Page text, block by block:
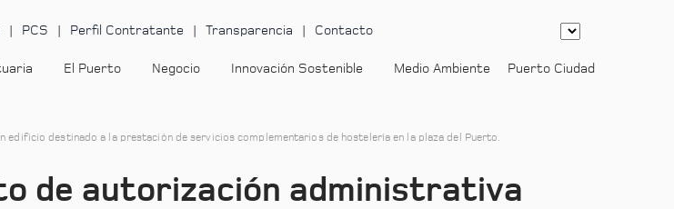
PCS Perfil Contratante Transparencia Contacto
El Puerto Negocio Innovación Sostenible Medio Ambiente Puerto Ciudad
destinado a la prestación de servicios complementarios de hostelería en la plaza del Puerto.
de autorización administrativa